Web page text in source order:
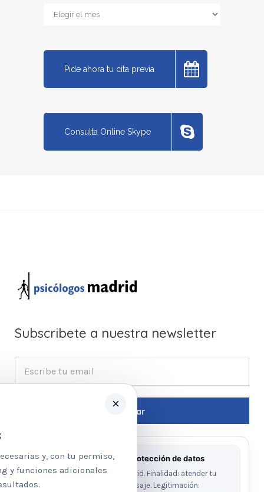
Archivos
Pide ahora tu cita previa
Consulta Online Skype
Subscribete a nuestra newsletter
Información básica sobre protección de datos
Responsable: Psicologos Madrid. Finalidad: atender tu
solicitud y responder a tu mensaje. Legitimación:
×
y, con tu permiso,
y funciones adicionales